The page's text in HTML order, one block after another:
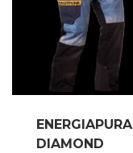
ENERGIAPURA
DIAMOND